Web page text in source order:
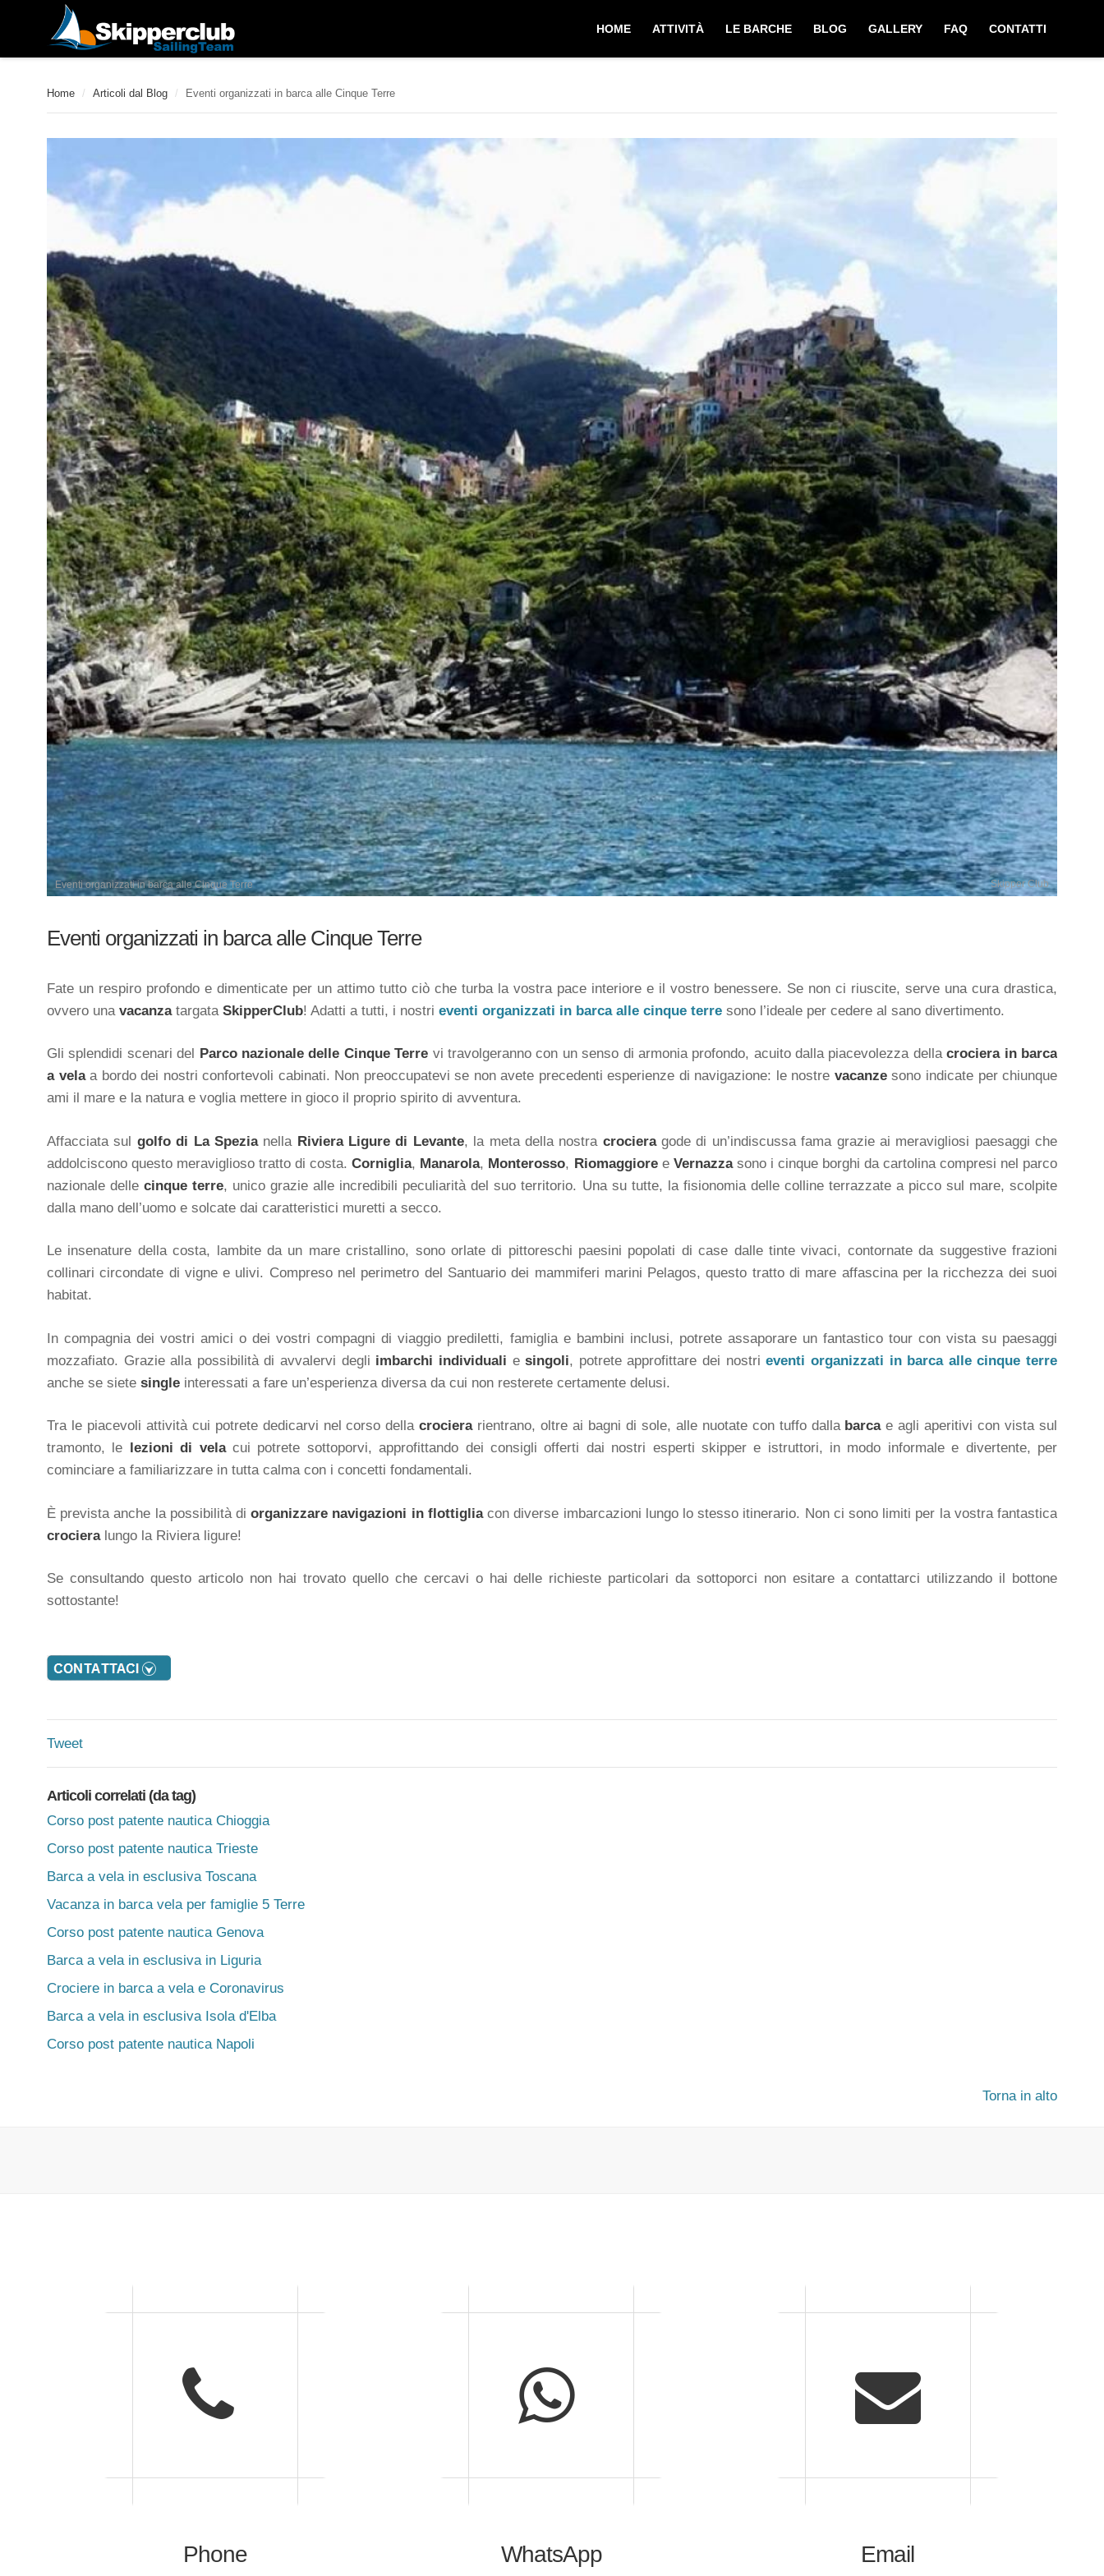
Home / Articoli dal Blog / Eventi organizzati in barca alle Cinque Terre
Eventi organizzati in barca alle Cinque Terre Skipper Club
Eventi organizzati in barca alle Cinque Terre
Fate un respiro profondo e dimenticate per un attimo tutto ciò che turba la vostra pace interiore e il vostro benessere. Se non ci riuscite, serve una cura drastica,
ovvero una vacanzatargata SkipperClub! Adatti a tutti, i nostri eventi organizzati in barca alle cinque terre sono l’ideale per cedere al sano divertimento.
Gli splendidi scenari del Parco nazionale delle Cinque Terre vi travolgeranno con un senso di armonia profondo, acuito dalla piacevolezza dellacrociera in barca
a velaa bordo dei nostri confortevoli cabinati. Non preoccupatevi se non avete precedenti esperienze di navigazione: le nostre vacanzesono indicate per chiunque
ami il mare e la natura e voglia mettere in gioco il proprio spirito di avventura.
Affacciata sul golfo di La Spezianella Riviera Ligure di Levante, la meta della nostra crocieragode di un’indiscussa fama grazie ai meravigliosi paesaggi che
addolciscono questo meraviglioso tratto di costa.Corniglia, Manarola, Monterosso, Riomaggioree Vernazzasono i cinque borghi da cartolina compresi nel parco
nazionale dellecinque terre, unico grazie alle incredibili peculiarità del suo territorio. Una su tutte, la fisionomia delle colline terrazzate a picco sul mare, scolpite
dalla mano dell’uomo e solcate dai caratteristici muretti a secco.
Le insenature della costa, lambite da un mare cristallino, sono orlate di pittoreschi paesini popolati di case dalle tinte vivaci, contornate da suggestive frazioni
collinari circondate di vigne e ulivi. Compreso nel perimetro del Santuario dei mammiferi marini Pelagos, questo tratto di mare affascina per la ricchezza dei suoi
habitat.
In compagnia dei vostri amici o dei vostri compagni di viaggio prediletti, famiglia e bambini inclusi, potrete assaporare un fantastico tour con vista su paesaggi
mozzafiato. Grazie alla possibilità di avvalervi degli imbarchi individuali esingoli, potrete approfittare dei nostrieventi organizzati in barca alle cinque terre
anche se siete single interessati a fare un’esperienza diversa da cui non resterete certamente delusi.
Tra le piacevoli attività cui potrete dedicarvi nel corso dellacrocierarientrano, oltre ai bagni di sole, alle nuotate con tuffo dalla barcae agli aperitivi con vista sul
tramonto, le lezioni di velacui potrete sottoporvi, approfittando dei consigli offerti dai nostri esperti skipper e istruttori, in modo informale e divertente, per
cominciare a familiarizzare in tutta calma con i concetti fondamentali.
È prevista anche la possibilità diorganizzare navigazioni in flottigliacon diverse imbarcazioni lungo lo stesso itinerario. Non ci sono limiti per la vostra fantastica
crocieralungo la Riviera ligure!
Se consultando questo articolo non hai trovato quello che cercavi o hai delle richieste particolari da sottoporci non esitare a contattarci utilizzando il bottone
sottostante!
Tweet
Articoli correlati (da tag)
Corso post patente nautica Chioggia
Corso post patente nautica Trieste
Barca a vela in esclusiva Toscana
Vacanza in barca vela per famiglie 5 Terre
Corso post patente nautica Genova
Barca a vela in esclusiva in Liguria
Crociere in barca a vela e Coronavirus
Barca a vela in esclusiva Isola d'Elba
Corso post patente nautica Napoli
Torna in alto
Phone WhatsApp Email
HOME ATTIVITÀ LE BARCHE BLOG GALLERY FAQ CONTATTI